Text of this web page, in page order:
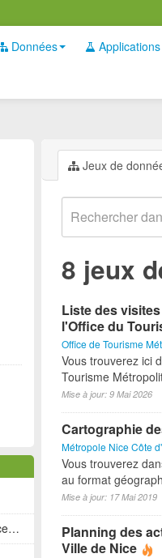
Données Applications
Jeux de
8 jeux
Liste des
l'Office du
Office de Tourisme
Vous trouverez ici
Tourisme
Mise à jour: 9 Mai 2026
Cartographie
Métropole Nice Côte
Vous trouverez
au format
Mise à jour: 17 Mai 2019
Planning des
Ville de Nice
(1)